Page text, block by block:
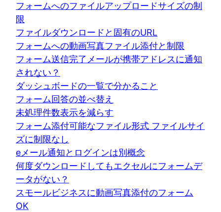
フォームへのファイルアップロードサイズの制
限
ファイルダウンロードと固有のURL
フォームへの動画写真ファイル添付と制限
フォーム送信完了メールが携帯アドレスに通知
されない？
ダッシュボードの一覧で分かること
フォーム回答の並べ替え
未処理件数表示を減らす
フォーム添付可能なファイル形式 ファイルサイ
ズに制限なし
eメール通知とログインは別概念
何度ダウンロードしてもエクセルにフォームデ
ータがない？
スモールビジネスに動画写真添付のフォーム
OK